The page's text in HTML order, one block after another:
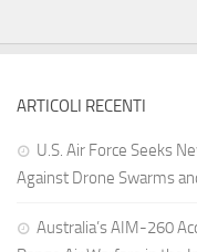
ARTICOLI RECENTI
U.S. Air Force Seeks
Against Drone Swarms
Australia’s AIM-260